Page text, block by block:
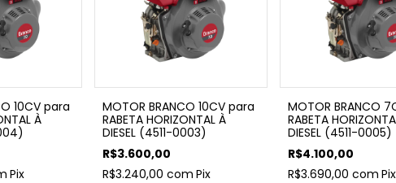
10CV para
À
Pix
MOTOR BRANCO 10CV para
RABETA HORIZONTAL À
DIESEL (4511-0003)
R$3.600,00
R$3.240,00com Pix
MOTOR BRANCO
RABETA
DIESEL (4511-0005)
R$4.100,00
R$3.690,00com Pix